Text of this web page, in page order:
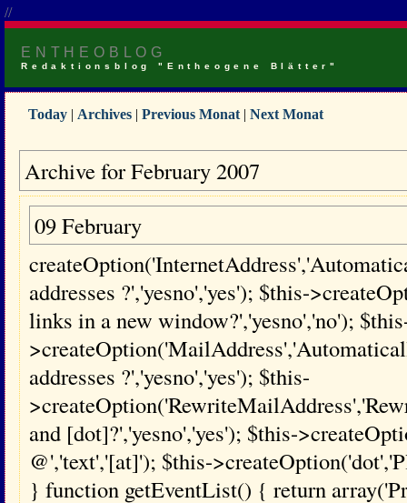
//
ENTHEOBLOG
Redaktionsblog "Entheogene Blätter"
Today | Archives | Previous Monat | Next Monat
Archive for February 2007
09 February
addresses ?','yesno','yes'); $this-
links in a new window?','yesno','no');
addresses ?','yesno','yes'); $this-
and [dot]?','yesno','yes'); $this-
@','text','[at]'); $this-
} function getEventList() { return